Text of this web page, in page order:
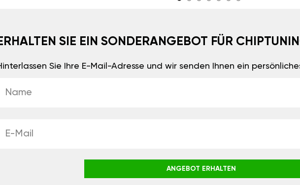
SIE EIN SONDERANGEBOT FÜR
Sie Ihre E-Mail-Adresse und wir senden Ihnen ein
ANGEBOT ERHALTEN